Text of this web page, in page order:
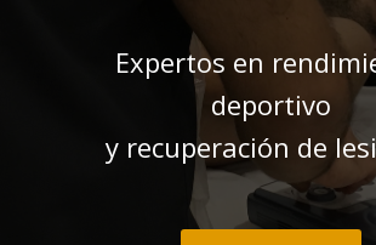
Expertos en
deportivo
y recuperación de